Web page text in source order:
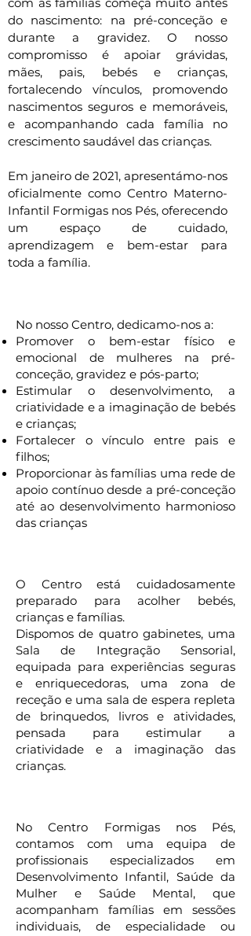
do nascimento: na pré-conceção e
durante a gravidez. O nosso
compromisso é apoiar grávidas,
mães, pais, bebés e crianças,
fortalecendo vínculos, promovendo
nascimentos seguros e memoráveis,
e acompanhando cada família no
crescimento saudável das crianças.
Em janeiro de 2021, apresentámo-nos
oficialmente como Centro Materno-
Infantil Formigas nos Pés, oferecendo
um espaço de cuidado,
aprendizagem e bem-estar para
toda a família.
No nosso Centro, dedicamo-nos a:
Promover o bem-estar físico e
emocional de mulheres na pré-
conceção, gravidez e pós-parto;
Estimular o desenvolvimento, a
criatividade e a imaginação de bebés
e crianças;
Fortalecer o vínculo entre pais e
filhos;
Proporcionar às famílias uma rede de
apoio contínuo desde a pré-conceção
até ao desenvolvimento harmonioso
das crianças
O Centro está cuidadosamente
preparado para acolher bebés,
crianças e famílias.
Dispomos de quatro gabinetes, uma
Sala de Integração Sensorial,
equipada para experiências seguras
e enriquecedoras, uma zona de
receção e uma sala de espera repleta
de brinquedos, livros e atividades,
pensada para estimular a
criatividade e a imaginação das
crianças.
No Centro Formigas nos Pés,
contamos com uma equipa de
profissionais especializados em
Desenvolvimento Infantil, Saúde da
Mulher e Saúde Mental, que
acompanham famílias em sessões
individuais, de especialidade ou